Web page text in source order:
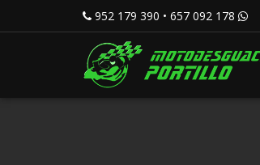
952 179 390 • 657 092 178